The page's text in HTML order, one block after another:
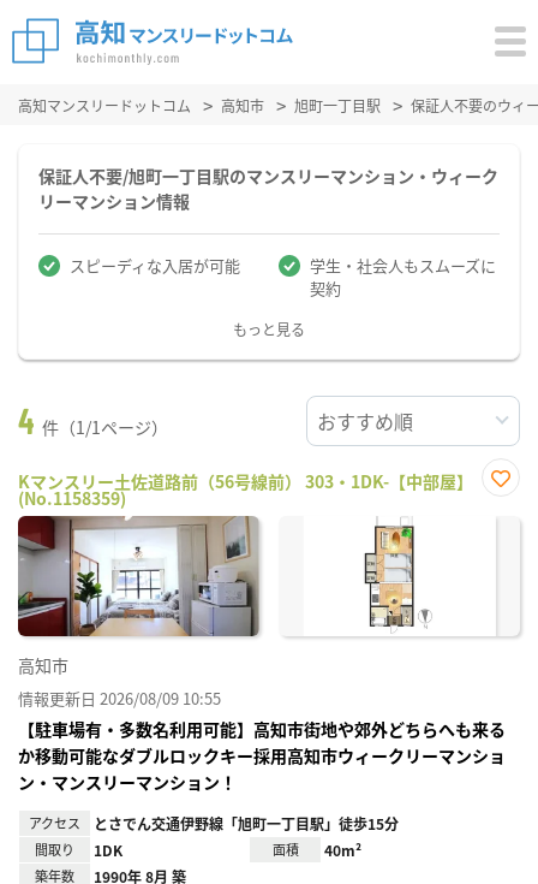
高知マンスリードットコム 高知市 旭町一丁目駅 保証人不要のウィ
保証人不要/旭町一丁目駅のマンスリーマンション・ウィーク
リーマンション情報
スピーディな入居が可能
学生・社会人もスムーズに
契約
もっと見る
4 件（1/1ページ）
Kマンスリー土佐道路前（56号線前） 303・1DK-【中部屋】
(No.1158359)
に入
高知市
情報更新日 2026/08/09 10:55
【駐車場有・多数名利用可能】高知市街地や郊外どちらへも来る
か移動可能なダブルロックキー採用高知市ウィークリーマンショ
ン・マンスリーマンション！
アクセス とさでん交通伊野線「旭町一丁目駅」徒歩15分
間取り 1DK 面積 40m²
築年数 1990年 8月 築